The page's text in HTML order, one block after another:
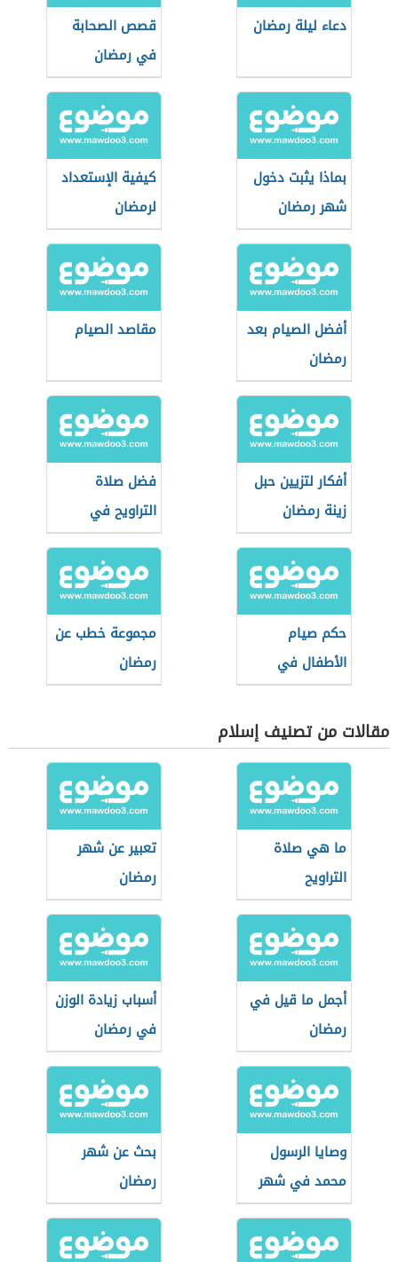
دعاء ليلة رمضان
قصص الصحابة
في رمضان
بماذا يثبت دخول
شهر رمضان
كيفية الإستعداد
لرمضان
أفضل الصيام بعد
رمضان
مقاصد الصيام
أفكار لتزيين حبل
زينة رمضان
فضل صلاة
التراويح في
رمضان
حكم صيام
الأطفال في
رمضان
مجموعة خطب عن
رمضان
مقالات من تصنيف إسلام
ما هي صلاة
التراويح
تعبير عن شهر
رمضان
أجمل ما قيل في
رمضان
أسباب زيادة الوزن
في رمضان
وصايا الرسول
محمد في شهر
رمضان المبارك
بحث عن شهر
رمضان